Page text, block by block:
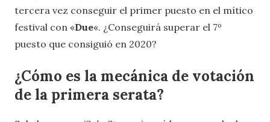
tercera vez conseguir el primer puesto en el mítico
festival con «Due«. ¿Conseguirá superar el 7º
puesto que consiguió en 2020?
¿Cómo es la mecánica de votación
de la primera serata?